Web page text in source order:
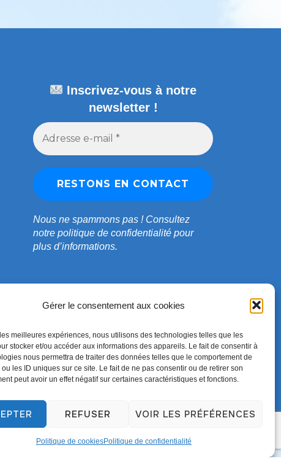
Gérer le consentement aux cookies
meilleures expériences, nous utilisons des technologies telles que les
stocker et/ou accéder aux informations des appareils. Le fait de consentir à
nous permettra de traiter des données telles que le comportement de
les ID uniques sur ce site. Le fait de ne pas consentir ou de retirer son
peut avoir un effet négatif sur certaines caractéristiques et fonctions.
REFUSER VOIR LES PRÉFÉRENCES
Politique de cookiesPolitique de confidentialité
Inscrivez-vous à notre
newsletter !
Nous ne spammons pas ! Consultez
notre politique de confidentialité pour
plus d’informations.
Conçu parWPZOOM